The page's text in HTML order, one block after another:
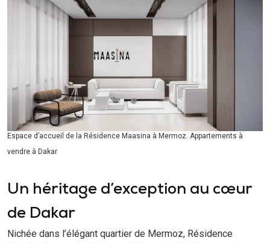
Espace d’accueil de la Résidence Maasina à Mermoz. Appartements à
vendre à Dakar
Un héritage d’exception au cœur
de Dakar
Nichée dans l’élégant quartier de Mermoz, Résidence